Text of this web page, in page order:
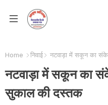
Home निवाई नटवाड़ा में सकून का
नटवाड़ा में सकून का
सुकाल की दस्तक